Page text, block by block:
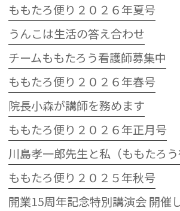
ももたろ便り２０２６年夏号
うんこは生活の答え合わせ
チームももたろう看護師募集中
ももたろ便り２０２６年春号
院長小森が講師を務めます
ももたろ便り２０２６年正月号
ももたろ便り２０２５年秋号
開業15周年記念特別講演会 開催